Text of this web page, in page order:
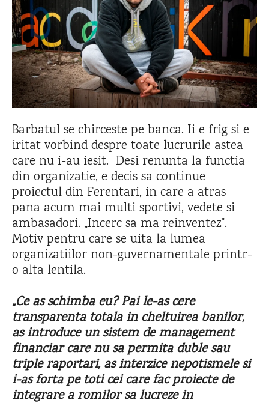
Barbatul se chirceste pe banca. Ii e frig si e
iritat vorbind despre toate lucrurile astea
care nu i-au iesit. Desi renunta la functia
din organizatie, e decis sa continue
proiectul din Ferentari, in care a atras
pana acum mai multi sportivi, vedete si
ambasadori. „Incerc sa ma reinventez”.
Motiv pentru care se uita la lumea
organizatiilor non-guvernamentale printr-
o alta lentila.
„Ce as schimba eu? Pai le-as cere
transparenta totala in cheltuirea banilor,
as introduce un sistem de management
financiar care nu sa permita duble sau
triple raportari, as interzice nepotismele si
i-as forta pe toti cei care fac proiecte de
integrare a romilor sa lucreze in